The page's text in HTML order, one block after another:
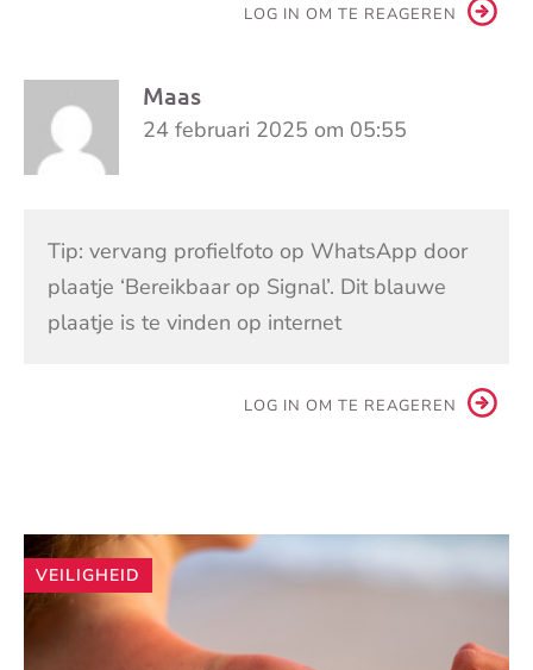
LOG IN OM TE REAGEREN
Maas
24 februari 2025 om 05:55
Tip: vervang profielfoto op WhatsApp door
plaatje ‘Bereikbaar op Signal’. Dit blauwe
plaatje is te vinden op internet
LOG IN OM TE REAGEREN
Andere
artikelen
VEILIGHEID